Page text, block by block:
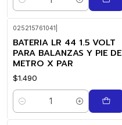
Cantidad
025215761041
BATERIA LR 44 1.5 VOLT
PARA BALANZAS Y PIE DE
METRO X PAR
$1.490
Cantidad